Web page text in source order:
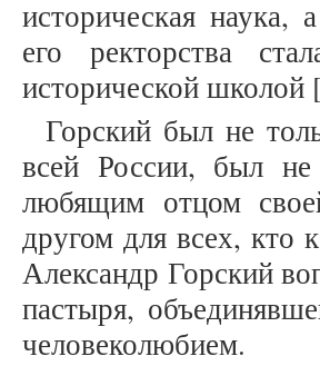
историческая
его ректорства
исторической школой
Горский был не
всей России, был не
любящим отцом
другом для всех,
Александр Горский
пастыря,
человеколюбием.